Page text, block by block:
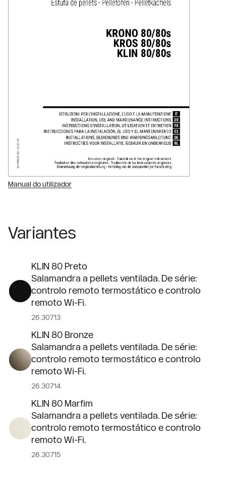
Manual do utilizador
Variantes
KLIN 80 Preto
Salamandra a pellets ventilada. De série:
controlo remoto termostático e controlo
remoto Wi-Fi.
26.30713
KLIN 80 Bronze
Salamandra a pellets ventilada. De série:
controlo remoto termostático e controlo
remoto Wi-Fi.
26.30714
KLIN 80 Marfim
Salamandra a pellets ventilada. De série:
controlo remoto termostático e controlo
remoto Wi-Fi.
26.30715